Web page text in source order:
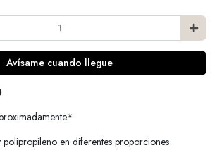
Avísame cuando llegue
polipropileno en diferentes proporciones